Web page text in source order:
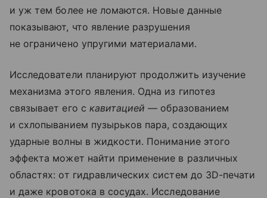
и уж тем более не ломаются. Новые данные
показывают, что явление разрушения
не ограничено упругими материалами.
Исследователи планируют продолжить изучение
механизма этого явления. Одна из гипотез
связывает его с кавитацией — образованием
и схлопыванием пузырьков пара, создающих
ударные волны в жидкости. Понимание этого
эффекта может найти применение в различных
областях: от гидравлических систем до 3D-печати
и даже кровотока в сосудах. Исследование